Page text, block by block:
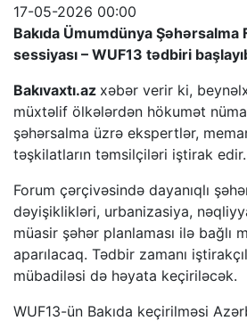
17-05-2026 00:00
Bakıda Ümumdünya
sessiyası – WUF13 tədbiri
Bakıvaxtı.az xəbər verir ki,
müxtəlif ölkələrdən hökumət
şəhərsalma üzrə ekspertlər,
təşkilatların təmsilçiləri iştirak edir.
Forum çərçivəsində dayanıqlı
dəyişiklikləri, urbanizasiya,
müasir şəhər planlaması ilə bağlı
aparılacaq. Tədbir zamanı
mübadiləsi də həyata keçiriləcək.
WUF13-ün Bakıda keçirilməsi